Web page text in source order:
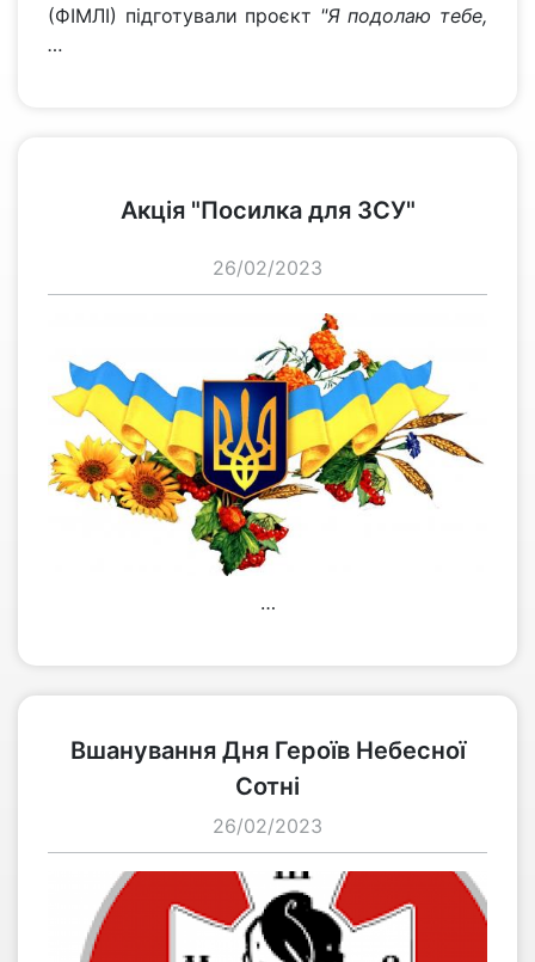
(ФІМЛІ) підготували проєкт "Я подолаю тебе,
…
Акція "Посилка для ЗСУ"
26/02/2023
…
Вшанування Дня Героїв Небесної
Сотні
26/02/2023
переглянути